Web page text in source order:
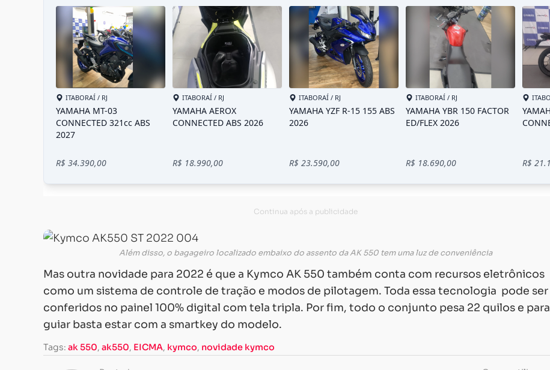
Além disso, o bagageiro localizado embaixo do assento da AK 550 tem uma luz de conveniência
Mas outra novidade para 2022 é que a Kymco AK 550 também conta com recursos eletrônicos
como um sistema de controle de tração e modos de pilotagem. Toda essa tecnologia pode ser
conferidos no painel 100% digital com tela tripla. Por fim, todo o conjunto pesa 22 quilos e para
guiar basta estar com a smartkey do modelo.
Tags: ak 550, ak550, EICMA, kymco, novidade kymco